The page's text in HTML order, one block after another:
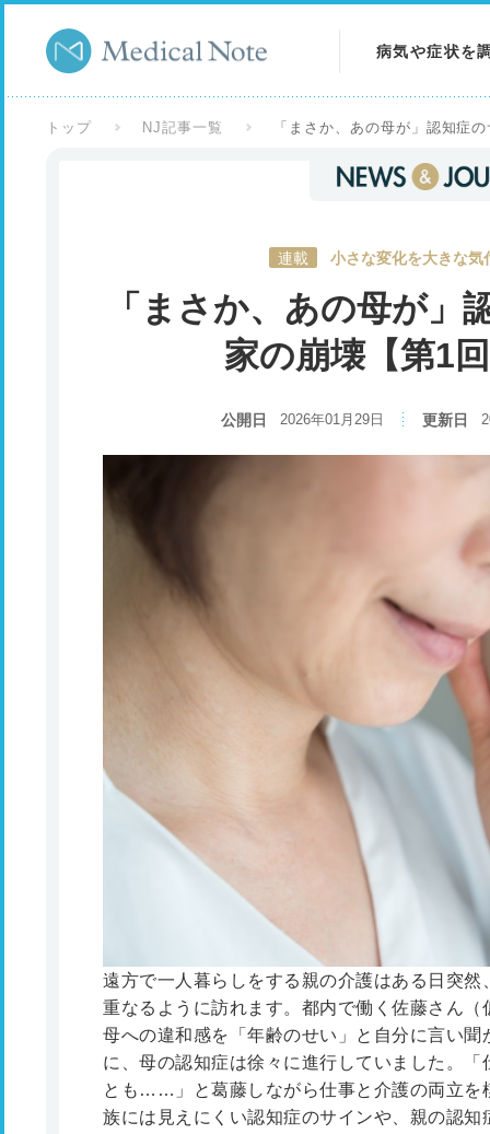
病気や症状を
症状を調べる
トップ NJ記事一覧 「まさか、あの母が」認知症
連載 小さな変化を大きな気
「まさか、あの母が」
家の崩壊【第1
公開日 2026年01月29日 更新日
遠方で一人暮らしをする親の介護はある日突
重なるように訪れます。都内で働く佐藤さん
母への違和感を「年齢のせい」と自分に言い
に、母の認知症は徐々に進行していました。
とも……」と葛藤しながら仕事と介護の両立を
族には見えにくい認知症のサインや、親の認